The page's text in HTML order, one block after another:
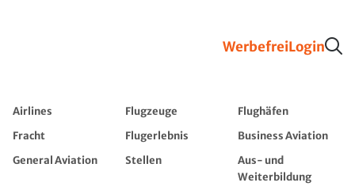
WerbefreiLogin
Airlines Flugzeuge
Flughäfen
Fracht
Flugerlebnis
Business Aviation
General Aviation
Stellen
Aus- und
Weiterbildung